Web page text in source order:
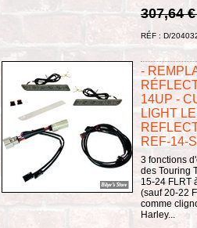
307,64
RÉF : D/
-
14UP -
LIGHT
REF-14-S
3 fonctions
des Touring
15-24 FLRT
(sauf 20-22
comme
Harley...